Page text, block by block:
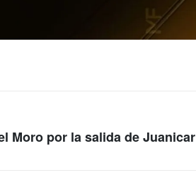
Moro por la salida de Juanicar